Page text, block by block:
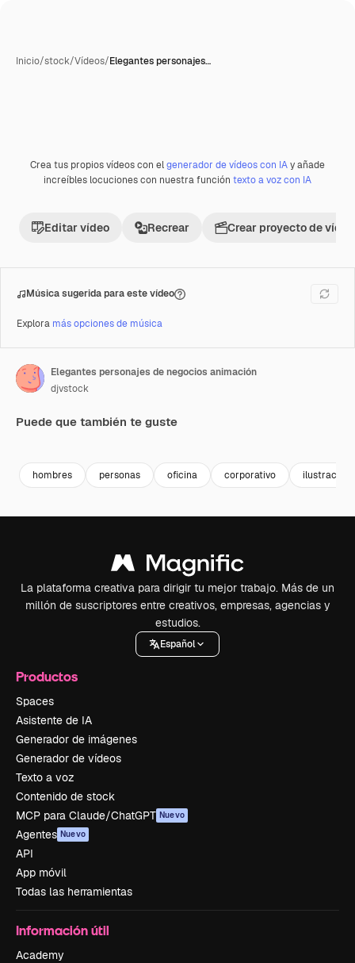
Inicio/stock/Vídeos/Elegantes personajes…
Premium
Crea tus propios vídeos con elgenerador de vídeos con IAy añade
increíbles locuciones con nuestra función texto a voz con IA
Editar vídeo Recrear Crear proyecto de vídeo
Música sugerida para este vídeo
Explora más opciones de música
Elegantes personajes de negocios animación
djvstock
Puede que también te guste
hombres personas oficina corporativo ilustración
La plataforma creativa para dirigir tu mejor trabajo. Más de un
millón de suscriptores entre creativos, empresas, agencias y
estudios.
Español
Productos
Spaces
Asistente de IA
Generador de imágenes
Generador de vídeos
Texto a voz
Contenido de stock
MCP para Claude/ChatGPT Nuevo
Agentes Nuevo
API
App móvil
Todas las herramientas
Información útil
Academy